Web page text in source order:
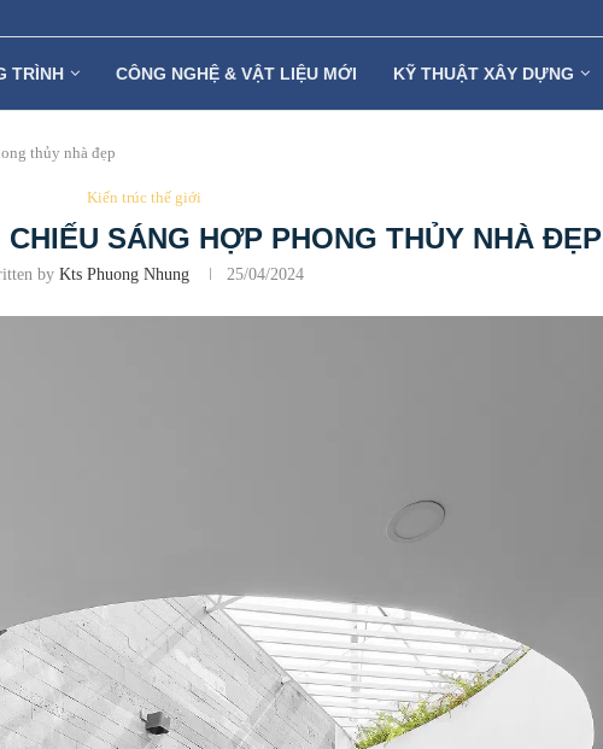
TRÌNH CÔNG NGHỆ & VẬT LIỆU MỚI KỸ THUẬT XÂY DỰNG
thủy nhà đẹp
Kiến trúc thế giới
SÁNG HỢP PHONG THỦY NHÀ ĐẸP
byKts Phuong Nhung 25/04/2024